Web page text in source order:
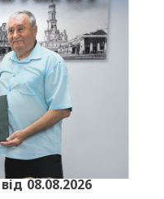
08.08.2026